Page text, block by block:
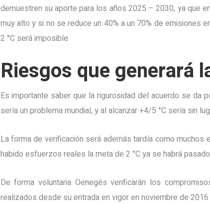
demuestren su aporte para los años 2025 – 2030, ya que
muy alto y si no se reduce un 40% a un 70% de emisiones
2 °C será imposible.
Riesgos que generará
Es importante saber que la rigurosidad del acuerdo se da
sería un problema mundial, y al alcanzar +4/5 °C sería sin
La forma de verificación será además tardía como
habido esfuerzos reales la meta de 2 °C ya se habrá
De forma voluntaria Oenegés verificarán los
realizados desde su entrada en vigor en noviembre de 2016